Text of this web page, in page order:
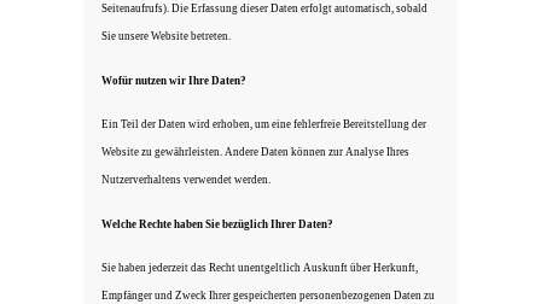
Seitenaufrufs). Die Erfassung dieser Daten erfolgt automatisch, sobald
Sie unsere Website betreten.
Wofür nutzen wir Ihre Daten?
Ein Teil der Daten wird erhoben, um eine fehlerfreie Bereitstellung der
Website zu gewährleisten. Andere Daten können zur Analyse Ihres
Nutzerverhaltens verwendet werden.
Welche Rechte haben Sie bezüglich Ihrer Daten?
Sie haben jederzeit das Recht unentgeltlich Auskunft über Herkunft,
Empfänger und Zweck Ihrer gespeicherten personenbezogenen Daten zu